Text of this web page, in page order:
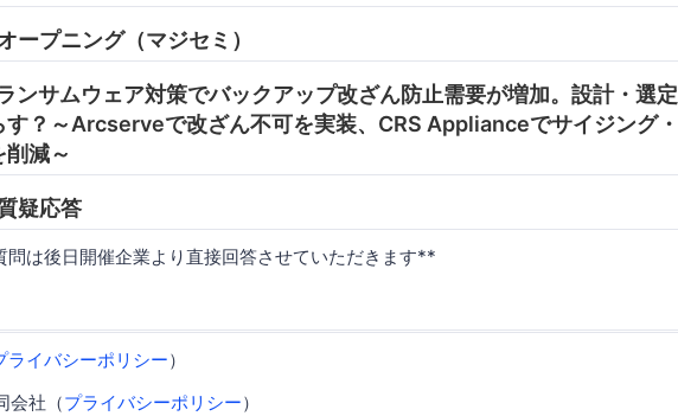
プニング（マジセミ）
サムウェア対策でバックアップ改ざん防止需要が増加。設計・選定
す？～Arcserveで改ざん不可を実装、CRS Applianceでサイジング・
減～
疑応答
問は後日開催企業より直接回答させていただきます**
ライバシーポリシー）
会社（プライバシーポリシー）